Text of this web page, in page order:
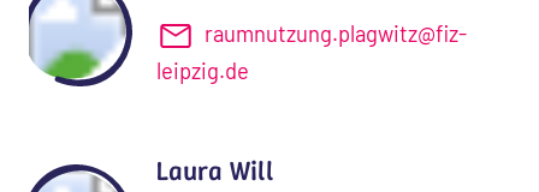
raumnutzung.plagwitz@fiz-
leipzig.de
Laura Will